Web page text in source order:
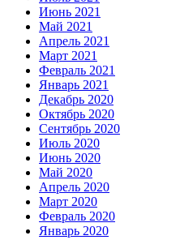
Июнь 2021
Май 2021
Апрель 2021
Март 2021
Февраль 2021
Январь 2021
Декабрь 2020
Октябрь 2020
Сентябрь 2020
Июль 2020
Июнь 2020
Май 2020
Апрель 2020
Март 2020
Февраль 2020
Январь 2020